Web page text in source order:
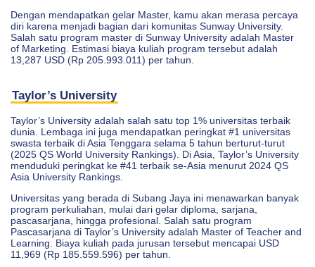
Dengan mendapatkan gelar Master, kamu akan merasa percaya
diri karena menjadi bagian dari komunitas Sunway University.
Salah satu program master di Sunway University adalah Master
of Marketing. Estimasi biaya kuliah program tersebut adalah
13,287 USD (Rp 205.993.011) per tahun.
Taylor’s University
Taylor’s University adalah salah satu top 1% universitas terbaik
dunia. Lembaga ini juga mendapatkan peringkat #1 universitas
swasta terbaik di Asia Tenggara selama 5 tahun berturut-turut
(2025 QS World University Rankings). Di Asia, Taylor’s University
menduduki peringkat ke #41 terbaik se-Asia menurut 2024 QS
Asia University Rankings.
Universitas yang berada di Subang Jaya ini menawarkan banyak
program perkuliahan, mulai dari gelar diploma, sarjana,
pascasarjana, hingga profesional. Salah satu program
Pascasarjana di Taylor’s University adalah Master of Teacher and
Learning. Biaya kuliah pada jurusan tersebut mencapai USD
11,969 (Rp 185.559.596) per tahun.